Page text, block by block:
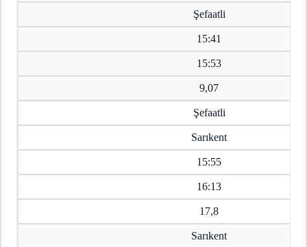
Şefaatli
15:41
15:53
9,07
Şefaatli
Sarıkent
15:55
16:13
17,8
Sarıkent